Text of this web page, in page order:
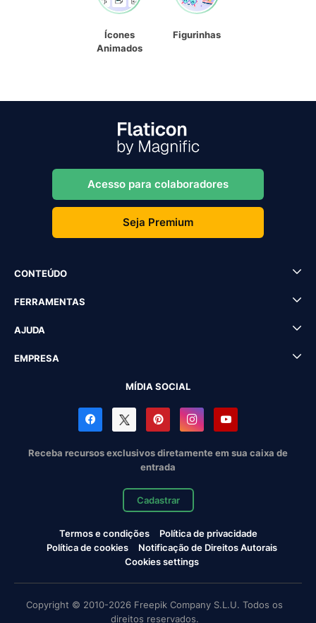
Ícones
Animados
Figurinhas
Acesso para colaboradores
Seja Premium
CONTEÚDO
FERRAMENTAS
AJUDA
EMPRESA
MÍDIA SOCIAL
Receba recursos exclusivos diretamente em sua caixa de
entrada
Cadastrar
Termos e condições
Política de privacidade
Política de cookies
Notificação de Direitos Autorais
Cookies settings
Copyright © 2010-2026 Freepik Company S.L.U. Todos os
direitos reservados.